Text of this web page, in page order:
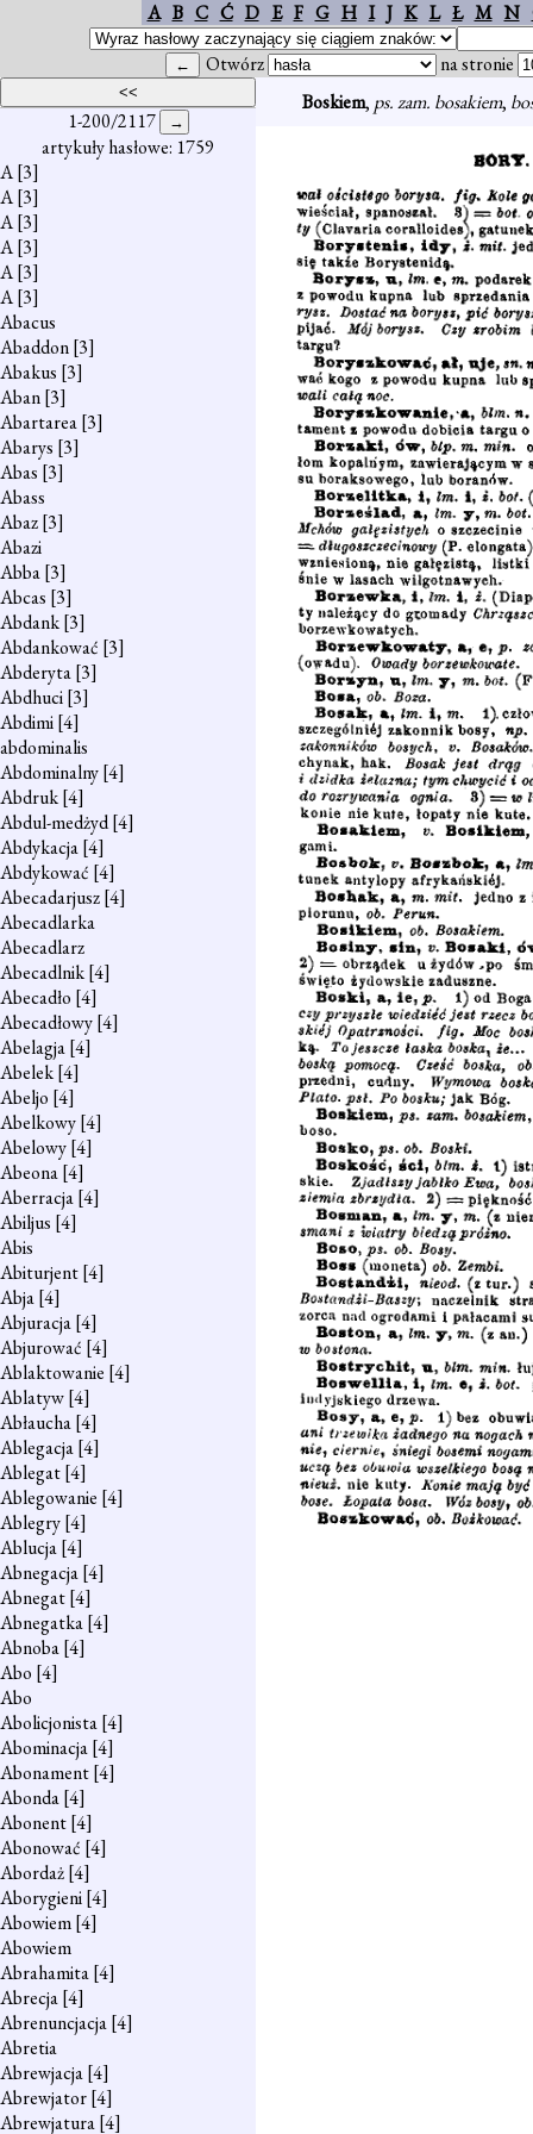
A B C Ć D E F G H I J K L Ł M N
Otwórz na stronie
1-200/2117
artykuły hasłowe: 1759
A[3]
A[3]
A[3]
A[3]
A[3]
A[3]
Abacus
Abaddon[3]
Abakus [3]
Aban[3]
Abartarea[3]
Abarys [3]
Abas [3]
Abass
Abaz[3]
Abazi
Abba[3]
Abcas [3]
Abdank[3]
Abdankować [3]
Abderyta[3]
Abdhuci[3]
Abdimi[4]
abdominalis
Abdominalny[4]
Abdruk[4]
Abdul-medżyd[4]
Abdykacja[4]
Abdykować [4]
Abecadarjusz[4]
Abecadlarka
Abecadlarz
Abecadlnik[4]
Abecadło [4]
Abecadłowy[4]
Abelagja[4]
Abelek[4]
Abeljo [4]
Abelkowy[4]
Abelowy[4]
Abeona[4]
Aberracja[4]
Abiljus [4]
Abis
Abiturjent[4]
Abja[4]
Abjuracja[4]
Abjurować [4]
Ablaktowanie [4]
Ablatyw[4]
Abłaucha[4]
Ablegacja[4]
Ablegat[4]
Ablegowanie [4]
Ablegry[4]
Ablucja[4]
Abnegacja[4]
Abnegat[4]
Abnegatka[4]
Abnoba[4]
Abo [4]
Abo
Abolicjonista[4]
Abominacja[4]
Abonament[4]
Abonda[4]
Abonent[4]
Abonować [4]
Abordaż[4]
Aborygieni[4]
Abowiem[4]
Abowiem
Abrahamita[4]
Abrecja[4]
Abrenuncjacja[4]
Abretia
Abrewjacja[4]
Abrewjator[4]
Abrewjatura[4]
Boskiem, ps. zam. bosakiem,